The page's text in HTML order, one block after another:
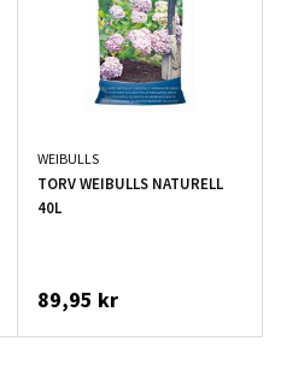
WEIBULLS
TORV WEIBULLS NATURELL
40L
89,95 kr